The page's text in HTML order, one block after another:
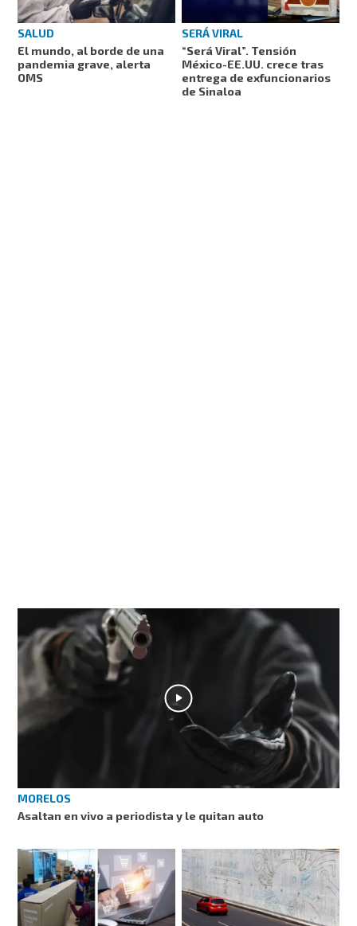
SALUD
El mundo, al borde de una
pandemia grave, alerta
OMS
SERÁ VIRAL
“Será Viral”. Tensión
México-EE.UU. crece tras
entrega de exfuncionarios
de Sinaloa
MORELOS
Asaltan en vivo a periodista y le quitan auto